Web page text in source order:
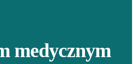
medycznym